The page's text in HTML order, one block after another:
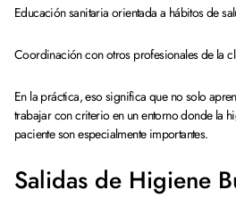
Educación sanitaria orientada a hábitos de
Coordinación con otros profesionales de la
En la práctica, eso significa que no solo
trabajar con criterio en un entorno donde la
paciente son especialmente importantes.
Salidas de Higiene